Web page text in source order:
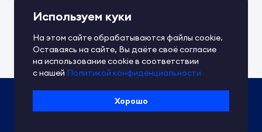
О сервисе
Документы IPEX Справочный центр
Контакты Обратная связь
Политика IPEX по обработке ПД
Условия использования платформы
Используем куки
На этом сайте обрабатываются файлы cookie.
Оставаясь на сайте, Вы даёте своё согласие
на использование cookie в соответствии
с нашей Политикой конфиденциальности
Хорошо